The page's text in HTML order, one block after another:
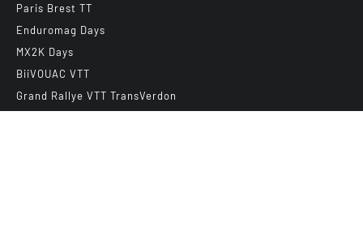
Paris Brest TT
Enduromag Days
MX2K Days
BiiVOUAC VTT
Grand Rallye VTT TransVerdon